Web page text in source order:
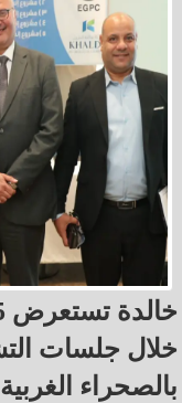
خلال جلسات
بالصحراء الغربية